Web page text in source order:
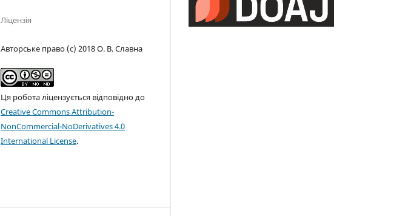
Ліцензія
Авторське право (c) 2018 О. В. Славна
Ця робота ліцензується відповідно до
Creative Commons Attribution-
NonCommercial-NoDerivatives 4.0
International License.